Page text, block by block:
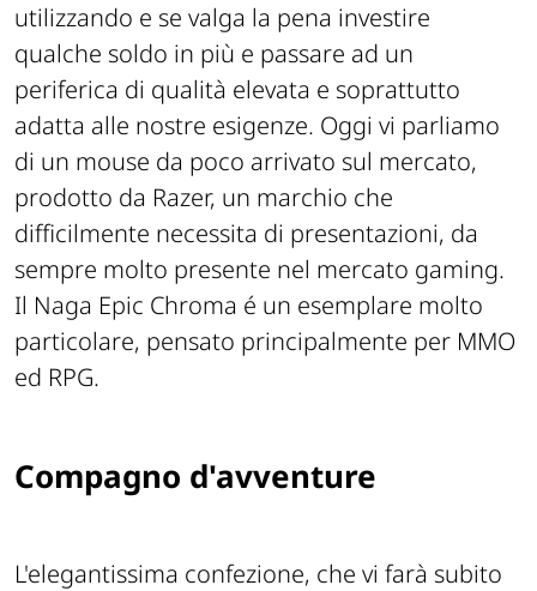
utilizzando e se valga la pena investire
qualche soldo in più e passare ad un
periferica di qualità elevata e soprattutto
adatta alle nostre esigenze. Oggi vi parliamo
di un mouse da poco arrivato sul mercato,
prodotto da Razer, un marchio che
difficilmente necessita di presentazioni, da
sempre molto presente nel mercato gaming.
Il Naga Epic Chroma é un esemplare molto
particolare, pensato principalmente per MMO
ed RPG.
Compagno d'avventure
L'elegantissima confezione, che vi farà subito